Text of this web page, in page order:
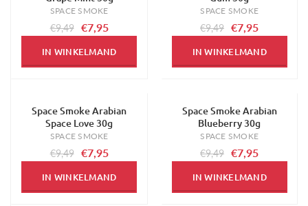
SPACE SMOKE
€9,49 €7,95
IN WINKELMAND
SPACE SMOKE
€9,49 €7,95
IN WINKELMAND
-16%
Space Smoke Arabian
Space Love 30g
SPACE SMOKE
€9,49 €7,95
IN WINKELMAND
-16%
Space Smoke Arabian
Blueberry 30g
SPACE SMOKE
€9,49 €7,95
IN WINKELMAND